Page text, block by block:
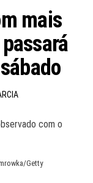
mais
com o
Getty